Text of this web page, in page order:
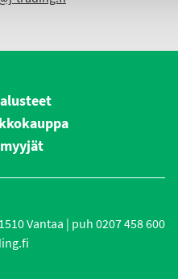
Vantaa | puh 0207 458 600